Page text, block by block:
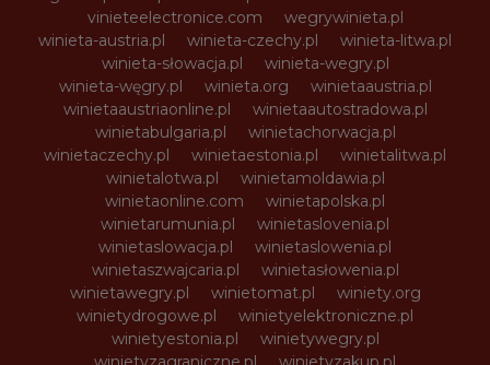
vinieteelectronice.com
wegrywinieta.pl
winieta-austria.pl
winieta-czechy.pl
winieta-litwa.pl
winieta-słowacja.pl
winieta-wegry.pl
winieta-węgry.pl
winieta.org
winietaaustria.pl
winietaaustriaonline.pl
winietaautostradowa.pl
winietabulgaria.pl
winietachorwacja.pl
winietaczechy.pl
winietaestonia.pl
winietalitwa.pl
winietalotwa.pl
winietamoldawia.pl
winietaonline.com
winietapolska.pl
winietarumunia.pl
winietaslovenia.pl
winietaslowacja.pl
winietaslowenia.pl
winietaszwajcaria.pl
winietasłowenia.pl
winietawegry.pl
winietomat.pl
winiety.org
winietydrogowe.pl
winietyelektroniczne.pl
winietyestonia.pl
winietywegry.pl